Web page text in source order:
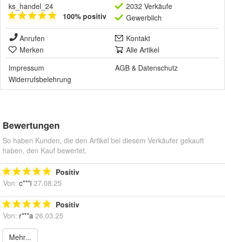
ks_handel_24
100% positiv
2032 Verkäufe
Gewerblich
Anrufen
Kontakt
Merken
Alle Artikel
Impressum
AGB & Datenschutz
Widerrufsbelehrung
Bewertungen
So haben Kunden, die den Artikel bei diesem Verkäufer gekauft
haben, den Kauf bewertet.
Positiv
Von: c***i 27.08.25
Positiv
Von: r***a 26.03.25
Mehr...